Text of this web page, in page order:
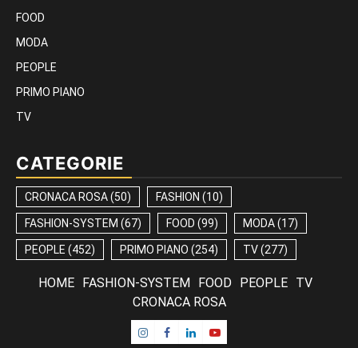
FOOD
MODA
PEOPLE
PRIMO PIANO
TV
CATEGORIE
CRONACA ROSA(50) FASHION (10)
FASHION-SYSTEM (67) FOOD (99) MODA(17)
PEOPLE (452) PRIMO PIANO (254) TV(277)
HOME FASHION-SYSTEM FOOD PEOPLE
TV
CRONACA ROSA
Instagram
Facebook
LinkedinYoutube